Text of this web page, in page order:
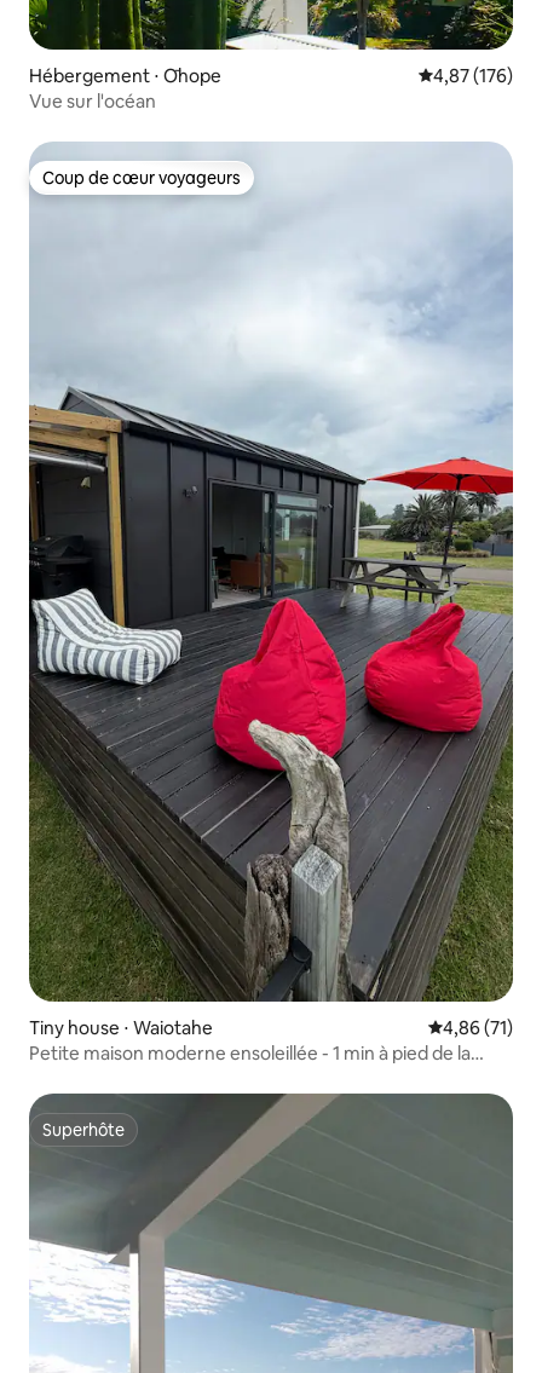
Hébergement ⋅ Ōhope Évaluation
4,87 (176)
Vue sur l'océan
Coup de cœur voyageurs
Coup de cœur voyageurs
Tiny house ⋅ Waiotahe Évaluation
4,86 (71)
Petite maison moderne ensoleillée - 1 min à pied de la
Superhôte
Superhôte